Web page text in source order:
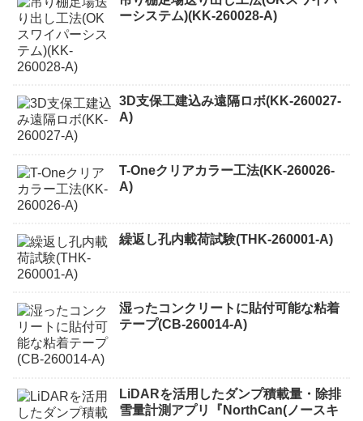
ーシステム)(KK-260028-A)
3D支保工建込み遠隔ロボ(KK-260027-
A)
T-Oneクリアカラー工法(KK-260026-
A)
繰返し孔内載荷試験(THK-260001-A)
湿ったコンクリートに貼付可能な粘着
テープ(CB-260014-A)
LiDARを活用したダンプ積載量・除排
雪量計測アプリ『NorthCan(ノースキ